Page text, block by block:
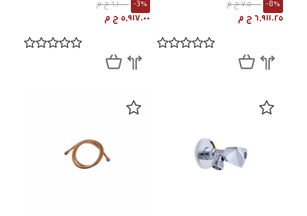
٧,٥٠٠.٠٠ ج م -8%
٦,٩١١.٢٥ ج م
٦,١٠٠.٠٠ ج م -3%
٥,٩١٧.٠٠ ج م